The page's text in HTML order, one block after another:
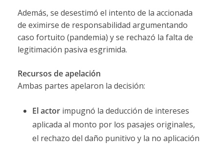
Además, se desestimó el intento de la accionada
de eximirse de responsabilidad argumentando
caso fortuito (pandemia) y se rechazó la falta de
legitimación pasiva esgrimida.
Recursos de apelación
Ambas partes apelaron la decisión:
El actor impugnó la deducción de intereses
aplicada al monto por los pasajes originales,
el rechazo del daño punitivo y la no aplicación